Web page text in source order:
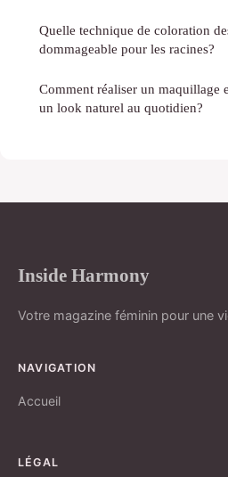
Quelle technique de coloration
dommageable pour les racines?
Comment réaliser un maquillage
un look naturel au quotidien?
Inside Harmony
Votre magazine féminin pour une
NAVIGATION
Accueil
LÉGAL